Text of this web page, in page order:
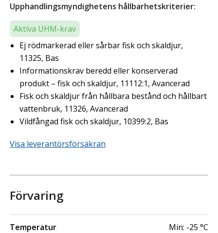
Upphandlingsmyndighetens hållbarhetskriterier:
Aktiva UHM-krav
Ej rödmarkerad eller sårbar fisk och skaldjur,
11325, Bas
Informationskrav beredd eller konserverad
produkt – fisk och skaldjur, 11112:1, Avancerad
Fisk och skaldjur från hållbara bestånd och hållbart
vattenbruk, 11326, Avancerad
Vildfångad fisk och skaldjur, 10399:2, Bas
Visa leverantörsförsäkran
Förvaring
Temperatur Min: -25 °C